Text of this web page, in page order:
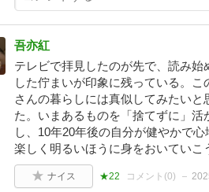
吾亦紅
テレビで拝見したのが先で、読み
した佇まいが印象に残っている。
さんの暮らしには真似してみたい
た。いまあるものを「捨てずに」
し、10年20年後の自分が健やかで
楽しく明るいほうに身をおいていこ
ナイス ★22 コメント(0)